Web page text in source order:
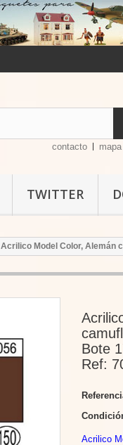
contacto
TWITTER
Acrilico Model Color, Alemán
Bote
Ref:
Acrilico